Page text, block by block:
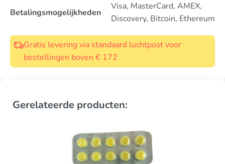
Betalingsmogelijkheden
Visa, MasterCard, AMEX,
Discovery, Bitcoin, Ethereum
Gratis levering via standaard luchtpost voor
bestellingen boven € 172
Gerelateerde producten: